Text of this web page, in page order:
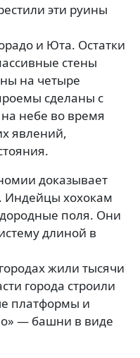
эти руины
и Юта. Остатки
стены
на четыре
сделаны с
небе во время
явлений,
доказывает
Индейцы хохокам
поля. Они
длиной в
жили тысячи
города строили
платформы и
— башни в виде